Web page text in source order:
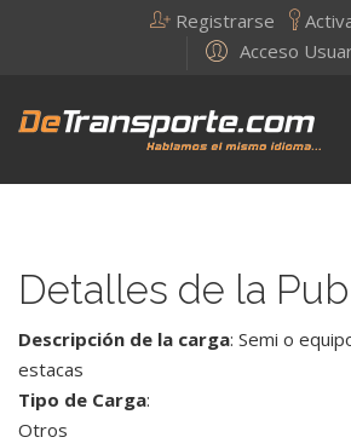
Registrarse
Acceso
Detalles de la
Descripción de la carga: Semi o
estacas
Tipo de Carga:
Otros